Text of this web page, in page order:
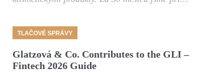
TLAČOVÉ SPRÁVY
Glatzová & Co. Contributes to the GLI –
Fintech 2026 Guide